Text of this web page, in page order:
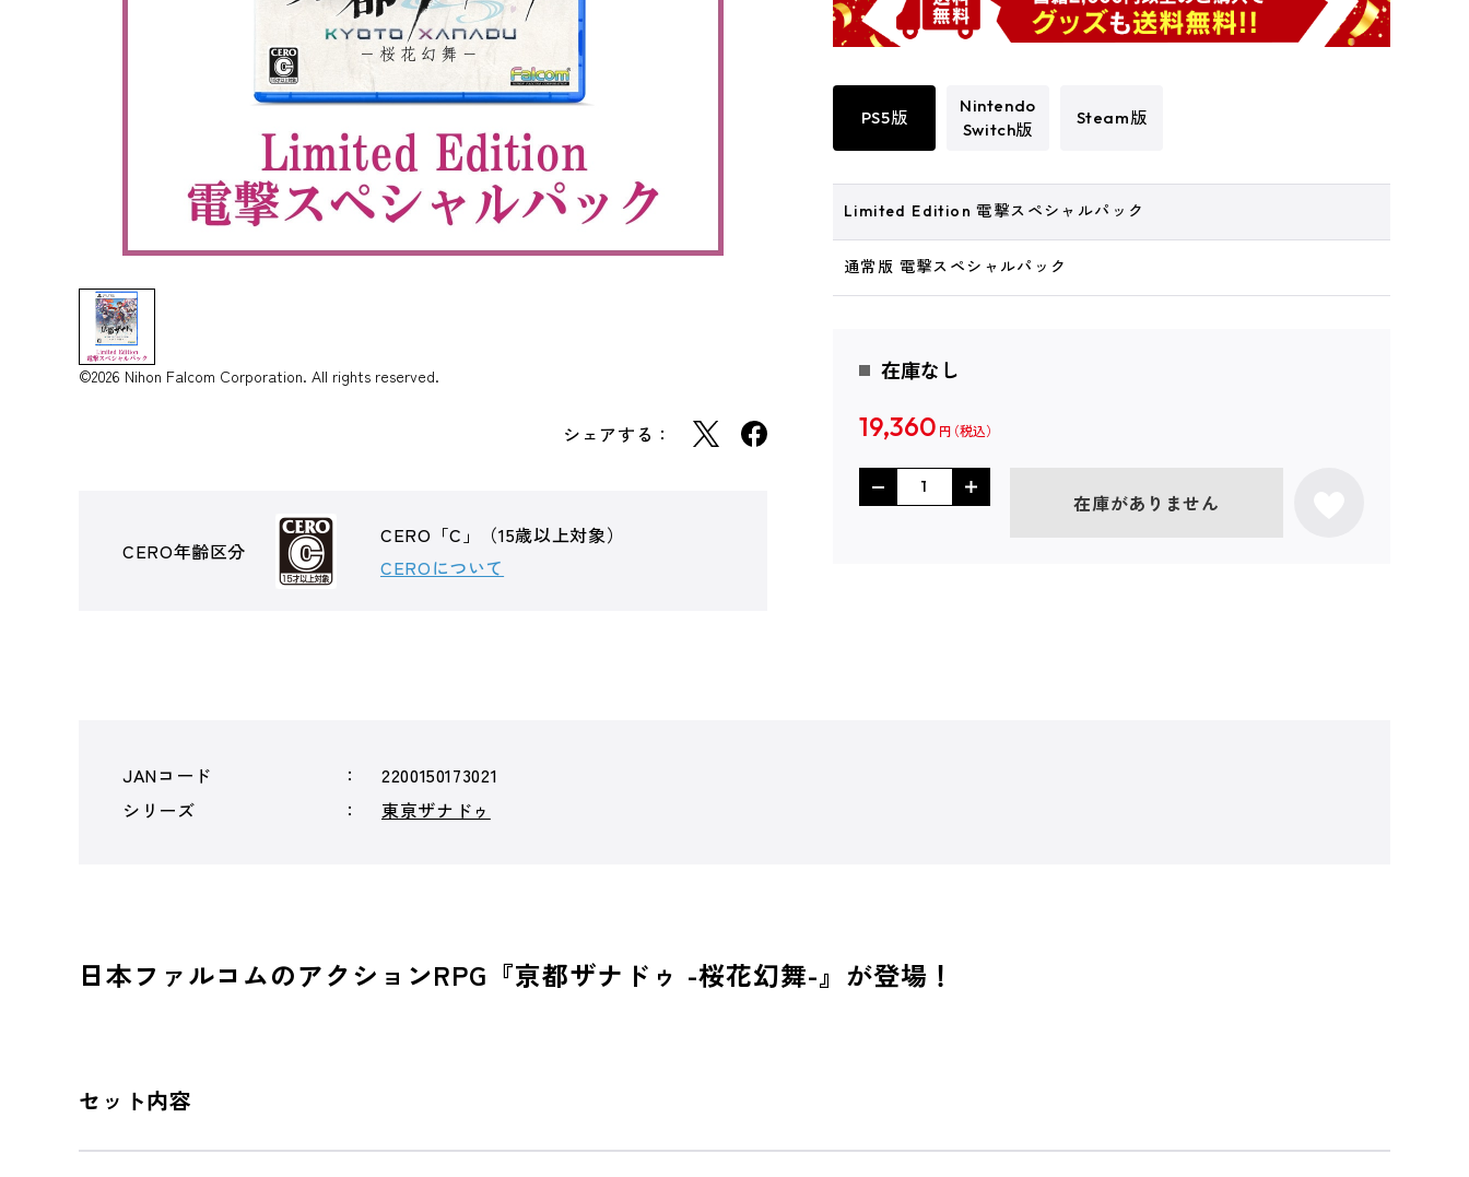
©2026 Nihon Falcom Corporation. All rights reserved.
シェアする：
CERO年齢区分
CERO「C」（15歳以上対象）
CEROについて
PS5版
Nintendo
Switch版
Steam版
Limited Edition 電撃スペシャルパック
通常版 電撃スペシャルパック
在庫なし
19,360 円
在庫がありません
JANコード
2200150173021
シリーズ
東亰ザナドゥ
日本ファルコムのアクションRPG『亰都ザナドゥ -桜花幻舞-』が登場！
セット内容